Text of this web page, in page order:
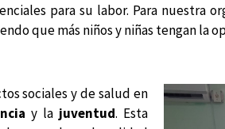
para su labor. Para nuestra
que más niños y niñas tengan la
sociales y de salud en
y la juventud. Esta